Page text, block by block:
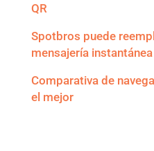
QR
Spotbros puede
mensajería instantánea
Comparativa de
el mejor